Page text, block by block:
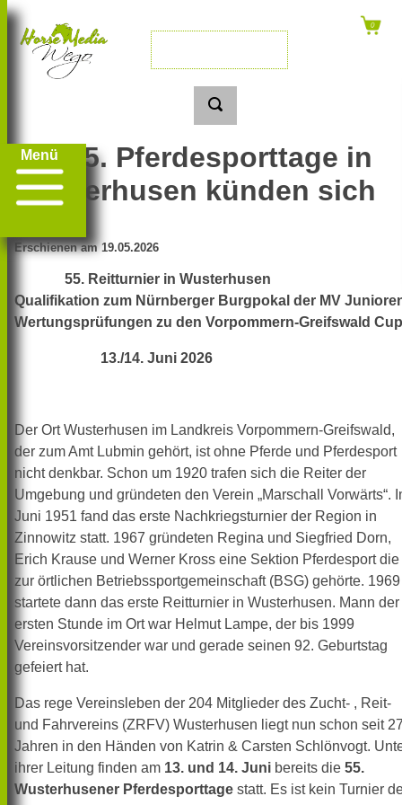
Die 55. Pferdesporttage in
Wusterhusen künden sich
Erschienen am 19.05.2026
55. Reitturnier in Wusterhusen
Qualifikation zum Nürnberger Burgpokal der MV
Wertungsprüfungen zu den Vorpommern-Greifswald
13./14. Juni 2026
Der Ort Wusterhusen im Landkreis Vorpommern-Greifswald,
der zum Amt Lubmin gehört, ist ohne Pferde und Pferdesport
nicht denkbar. Schon um 1920 trafen sich die Reiter der
Umgebung und gründeten den Verein „Marschall Vorwärts“.
Juni 1951 fand das erste Nachkriegsturnier der Region in
Zinnowitz statt. 1967 gründeten Regina und Siegfried Dorn,
Erich Krause und Werner Kross eine Sektion Pferdesport die
zur örtlichen Betriebssportgemeinschaft (BSG) gehörte. 1969
startete dann das erste Reitturnier in Wusterhusen. Mann der
ersten Stunde im Ort war Helmut Lampe, der bis 1999
Vereinsvorsitzender war und gerade seinen 92. Geburtstag
gefeiert hat.
Das rege Vereinsleben der 204 Mitglieder des Zucht- , Reit-
und Fahrvereins (ZRFV) Wusterhusen liegt nun schon seit
Jahren in den Händen von Katrin & Carsten Schlönvogt.
ihrer Leitung finden am 13. und 14. Juni bereits die 55.
Wusterhusener Pferdesporttage statt. Es ist kein Turnier
Menü